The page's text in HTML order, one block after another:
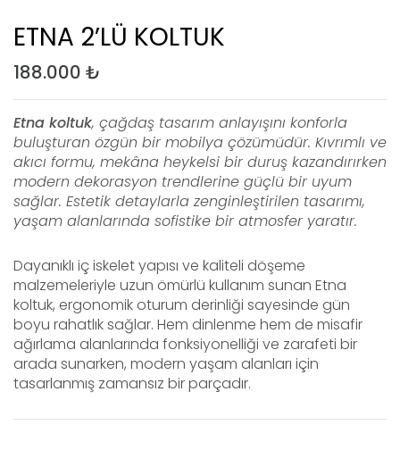
ETNA 2’LÜ KOLTUK
188.000 ₺
Etna koltuk, çağdaş tasarım anlayışını konforla
buluşturan özgün bir mobilya çözümüdür. Kıvrımlı ve
akıcı formu, mekâna heykelsi bir duruş kazandırırken
modern dekorasyon trendlerine güçlü bir uyum
sağlar. Estetik detaylarla zenginleştirilen tasarımı,
yaşam alanlarında sofistike bir atmosfer yaratır.
Dayanıklı iç iskelet yapısı ve kaliteli döşeme
malzemeleriyle uzun ömürlü kullanım sunan Etna
koltuk, ergonomik oturum derinliği sayesinde gün
boyu rahatlık sağlar. Hem dinlenme hem de misafir
ağırlama alanlarında fonksiyonelliği ve zarafeti bir
arada sunarken, modern yaşam alanları için
tasarlanmış zamansız bir parçadır.